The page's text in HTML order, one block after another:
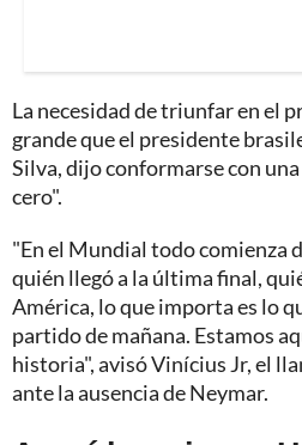
La necesidad de triunfar en el
grande que el presidente
Silva, dijo conformarse con
cero".
"En el Mundial todo comienza
quién llegó a la última final,
América, lo que importa es lo
partido de mañana. Estamos
historia", avisó Vinícius Jr, el
ante la ausencia de Neymar.